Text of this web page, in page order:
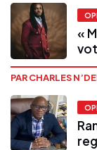
«
PAR CHARLES